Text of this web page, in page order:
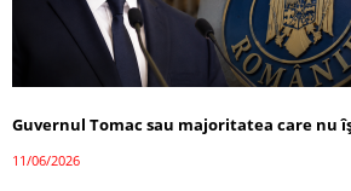
Guvernul Tomac sau majoritatea care nu
11/06/2026